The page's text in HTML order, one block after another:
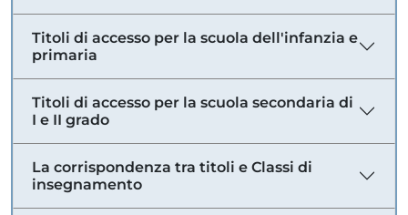
Titoli di accesso per la scuola dell'infanzia e
primaria
Titoli di accesso per la scuola secondaria di
I e II grado
La corrispondenza tra titoli e Classi di
insegnamento